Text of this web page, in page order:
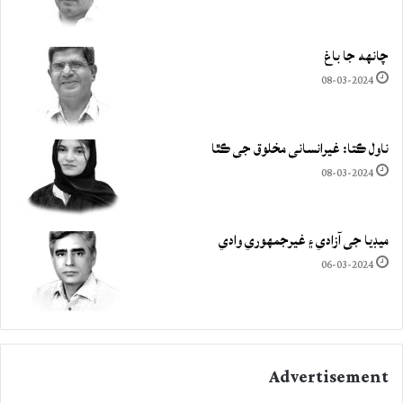
چانهه جا باغ
08-03-2024
ناول ڪتا: غيرانساني مخلوق جي ڪٿا
08-03-2024
ميڊيا جي آزادي ۽ غيرجمھوري وادي
06-03-2024
Advertisement